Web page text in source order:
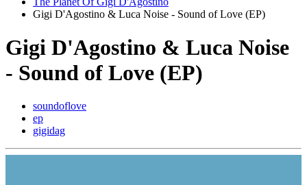
Gigi D'Agostino & Luca Noise - Sound of Love (EP)
Gigi D'Agostino & Luca Noise
- Sound of Love (EP)
soundoflove
ep
gigidag